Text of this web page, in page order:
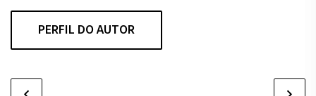
PERFIL DO AUTOR